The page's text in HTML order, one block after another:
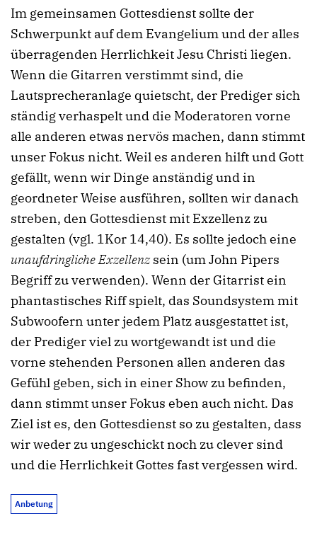
Im gemeinsamen Gottesdienst sollte der
Schwerpunkt auf dem Evangelium und der alles
überragenden Herrlichkeit Jesu Christi liegen.
Wenn die Gitarren verstimmt sind, die
Lautsprecheranlage quietscht, der Prediger sich
ständig verhaspelt und die Moderatoren vorne
alle anderen etwas nervös machen, dann stimmt
unser Fokus nicht. Weil es anderen hilft und Gott
gefällt, wenn wir Dinge anständig und in
geordneter Weise ausführen, sollten wir danach
streben, den Gottesdienst mit Exzellenz zu
gestalten (vgl. 1Kor 14,40). Es sollte jedoch eine
unaufdringliche Exzellenzsein (um John Pipers
Begriff zu verwenden). Wenn der Gitarrist ein
phantastisches Riff spielt, das Soundsystem mit
Subwoofern unter jedem Platz ausgestattet ist,
der Prediger viel zu wortgewandt ist und die
vorne stehenden Personen allen anderen das
Gefühl geben, sich in einer Show zu befinden,
dann stimmt unser Fokus eben auch nicht. Das
Ziel ist es, den Gottesdienst so zu gestalten, dass
wir weder zu ungeschickt noch zu clever sind
und die Herrlichkeit Gottes fast vergessen wird.
Anbetung